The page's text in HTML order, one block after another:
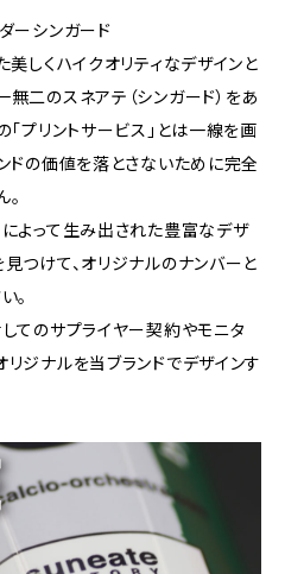
ーシンガード
しくハイクオリティなデザインと
二のスネアテ（シンガード）をあ
「プリントサービス」とは一線を画
ドの価値を落とさないために完全
よって生み出された豊富なデザ
つけて、オリジナルのナンバーと
。
てのサプライヤー契約やモニタ
ジナルを当ブランドでデザインす